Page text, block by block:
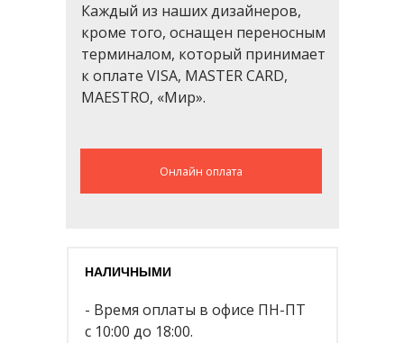
Каждый из наших дизайнеров,
кроме того, оснащен переносным
терминалом, который принимает
к оплате VISA, MASTER CARD,
MAESTRO, «Мир».
НАЛИЧНЫМИ
- Время оплаты в офисе ПН-ПТ
с 10:00 до 18:00.
Онлайн оплата